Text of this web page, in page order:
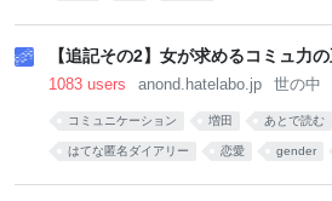
【追記その2】女が求めるコミュ力
1083 users anond.hatelabo.jp 世の中
コミュニケーション 増田 あとで読む
はてな匿名ダイアリー 恋愛 gender